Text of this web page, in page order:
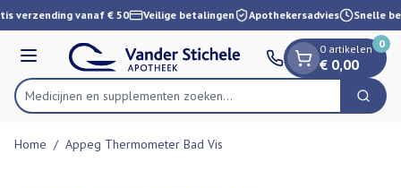
Ga naar de inhoud
1 van 1
verzending vanaf € 50 Veilige betalingen Apothekersadvies Snelle
Menu
Product, merk, categorie...
Medicijnen en supplementen zoeken... Zoek
0 artikelen
€ 0,00
0
Home / Appeg Thermometer Bad Vis